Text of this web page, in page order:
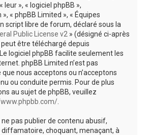
leur », « logiciel phpBB »,
« phpBB Limited », « Équipes
script libre de forum, déclaré sous la
Public License v2 » (désigné ci-après
peut être téléchargé depuis
. Le logiciel phpBB facilite seulement les
phpBB Limited n’est pas
nous acceptons ou n’acceptons
ou conduite permis. Pour de plus
au sujet de phpBB, veuillez
pas publier de contenu abusif,
diffamatoire, choquant, menaçant, à